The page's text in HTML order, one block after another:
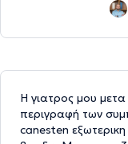
Η γιατρος μου
περιγραφή των
canesten